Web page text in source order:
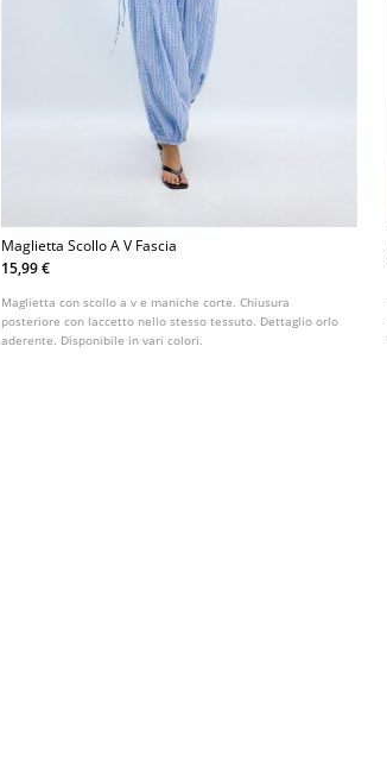
Maglietta Scollo A V Fascia
15,99 €
Maglietta con scollo a v e maniche corte. Chiusura
posteriore con laccetto nello stesso tessuto. Dettaglio orlo
aderente. Disponibile in vari colori.